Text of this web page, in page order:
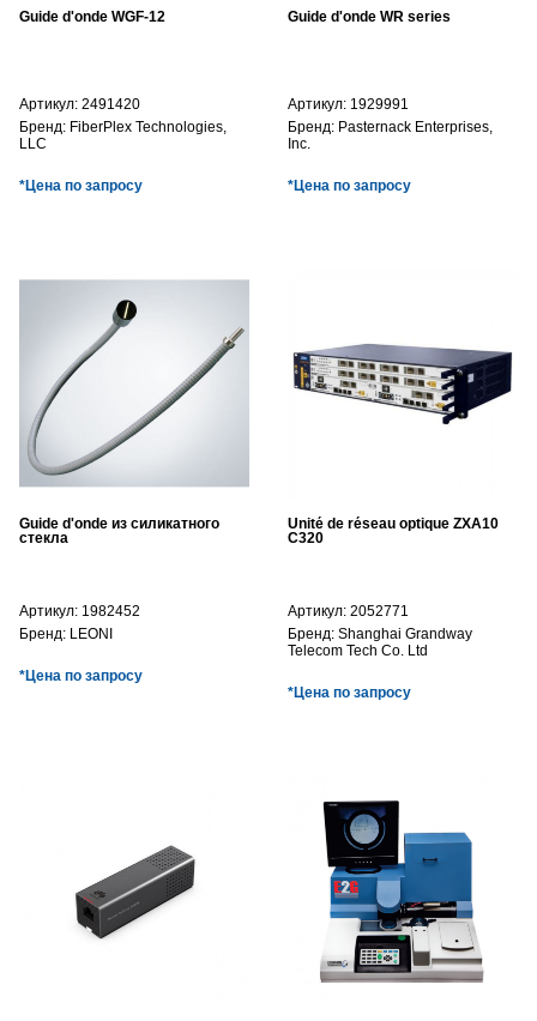
Guide d'onde WGF-12
Артикул: 2491420
Бренд: FiberPlex Technologies,
LLC
*Цена по запросу
Guide d'onde WR series
Артикул: 1929991
Бренд: Pasternack Enterprises,
Inc.
*Цена по запросу
Guide d'onde из силикатного
стекла
Артикул: 1982452
Бренд: LEONI
*Цена по запросу
Unité de réseau optique ZXA10
C320
Артикул: 2052771
Бренд: Shanghai Grandway
Telecom Tech Co. Ltd
*Цена по запросу